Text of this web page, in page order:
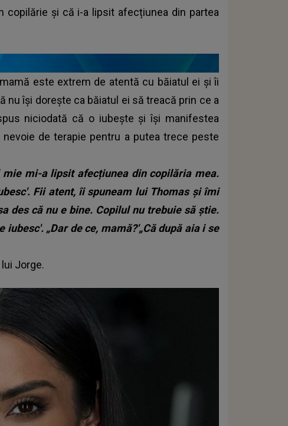
și că i-a lipsit afecțiunea din partea
este extrem de atentă cu băiatul ei și îi
nu își dorește ca băiatul ei să treacă prin ce a
niciodată că o iubește și își manifestea
de terapie pentru a putea trece peste
mi-a lipsit afecțiunea din copilăria mea.
Fii atent, îi spuneam lui Thomas și îmi
des că nu e bine. Copilul nu trebuie să știe.
„Dar de ce, mamă?'„Că după aia i se
Jorge.